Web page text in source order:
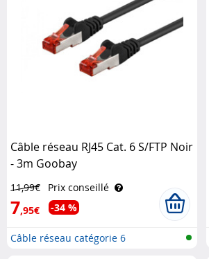
Câble réseau RJ45 Cat. 6 S/FTP Noir
- 3m Goobay
11,99€ Prix conseillé
7,95€ -34 %
Câble réseau catégorie 6